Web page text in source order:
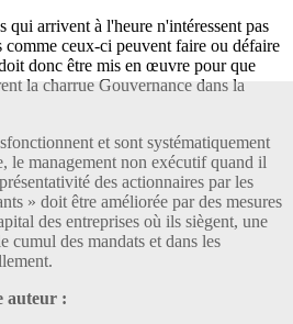
qui arrivent à l'heure n'intéressent pas
comme ceux-ci peuvent faire ou défaire
donc être mis en œuvre pour que
la charrue Gouvernance dans la
et sont systématiquement
le management non exécutif quand il
des actionnaires par les
» doit être améliorée par des mesures
des entreprises où ils siègent, une
cumul des mandats et dans les
auteur :